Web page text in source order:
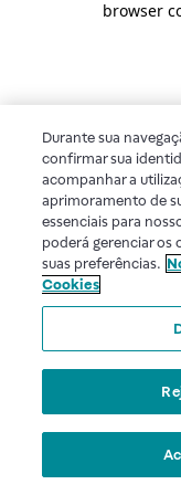
browser
Durante sua
confirmar sua
acompanhar a
aprimoramento de
essenciais para
poderá gerenciar os
suas preferências.
Cookies